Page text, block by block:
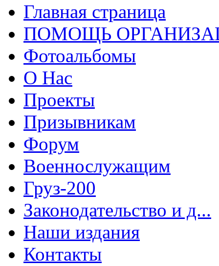
Главная страница
ПОМОЩЬ
Фотоальбомы
О Нас
Проекты
Призывникам
Форум
Военнослужащим
Груз-200
Законодательство и д...
Наши издания
Контакты